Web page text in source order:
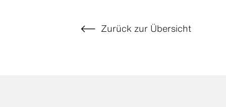
Zurück zur Übersicht